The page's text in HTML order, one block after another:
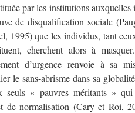
par les institutions auxquelles
de disqualification sociale
1995) que les individus, tant
cherchent alors à
d’urgence renvoie à sa
le sans-abrisme dans sa
seuls « pauvres méritants »
de normalisation (Cary et Roi,